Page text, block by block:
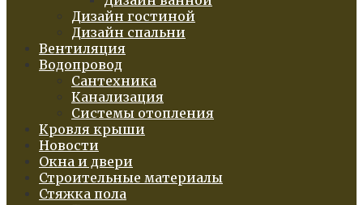
Дизайн гостиной
Дизайн спальни
Вентиляция
Водопровод
Сантехника
Канализация
Системы отопления
Кровля крыши
Новости
Окна и двери
Строительные материалы
Стяжка пола